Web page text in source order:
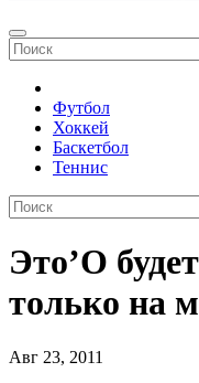
Футбол
Хоккей
Баскетбол
Теннис
Это’О
только на
Авг 23, 2011